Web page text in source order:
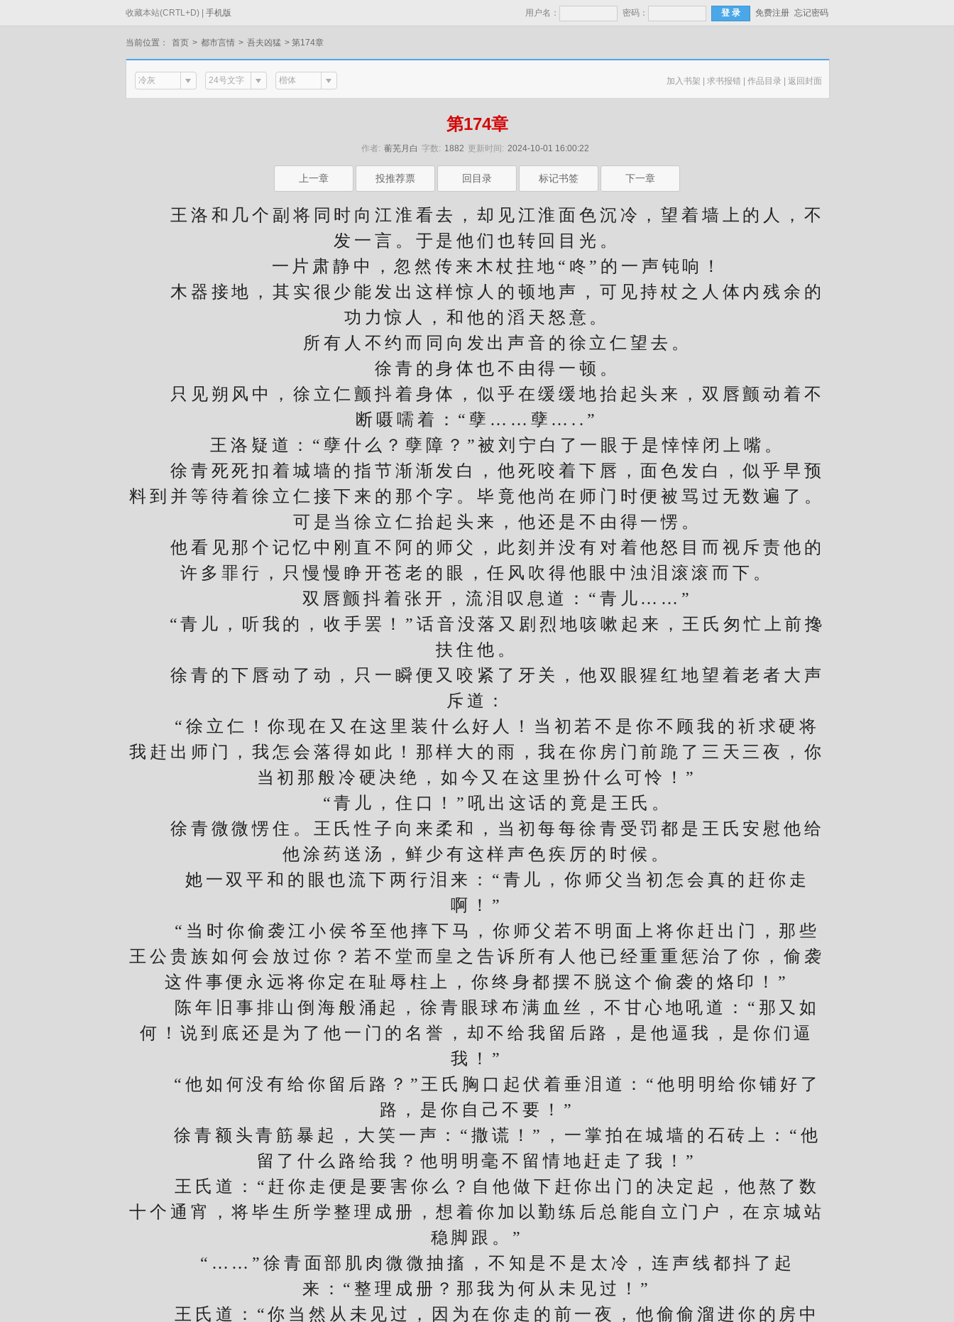
收藏本站(CRTL+D) | 手机版 用户名： 密码： 免费注册 忘记密码
当前位置： 首页 > 都市言情 > 吾夫凶猛 > 第174章
冷灰 24号文字 楷体 加入书架 | 求书报错 | 作品目录 | 返回封面
第174章
作者: 蘅芜月白 字数: 1882 更新时间: 2024-10-01 16:00:22
上一章 投推荐票 回目录 标记书签 下一章
王洛和几个副将同时向江淮看去，却见江淮面色沉冷，望着墙上的人，不
发一言。于是他们也转回目光。
一片肃静中，忽然传来木杖拄地“咚”的一声钝响！
木器接地，其实很少能发出这样惊人的顿地声，可见持杖之人体内残余的
功力惊人，和他的滔天怒意。
所有人不约而同向发出声音的徐立仁望去。
徐青的身体也不由得一顿。
只见朔风中，徐立仁颤抖着身体，似乎在缓缓地抬起头来，双唇颤动着不
断嗫嚅着：“孽……孽…..”
王洛疑道：“孽什么？孽障？”被刘宁白了一眼于是悻悻闭上嘴。
徐青死死扣着城墙的指节渐渐发白，他死咬着下唇，面色发白，似乎早预
料到并等待着徐立仁接下来的那个字。毕竟他尚在师门时便被骂过无数遍了。
可是当徐立仁抬起头来，他还是不由得一愣。
他看见那个记忆中刚直不阿的师父，此刻并没有对着他怒目而视斥责他的
许多罪行，只慢慢睁开苍老的眼，任风吹得他眼中浊泪滚滚而下。
双唇颤抖着张开，流泪叹息道：“青儿……”
“青儿，听我的，收手罢！”话音没落又剧烈地咳嗽起来，王氏匆忙上前搀
扶住他。
徐青的下唇动了动，只一瞬便又咬紧了牙关，他双眼猩红地望着老者大声
斥道：
“徐立仁！你现在又在这里装什么好人！当初若不是你不顾我的祈求硬将
我赶出师门，我怎会落得如此！那样大的雨，我在你房门前跪了三天三夜，你
当初那般冷硬决绝，如今又在这里扮什么可怜！”
“青儿，住口！”吼出这话的竟是王氏。
徐青微微愣住。王氏性子向来柔和，当初每每徐青受罚都是王氏安慰他给
他涂药送汤，鲜少有这样声色疾厉的时候。
她一双平和的眼也流下两行泪来：“青儿，你师父当初怎会真的赶你走
啊！”
“当时你偷袭江小侯爷至他摔下马，你师父若不明面上将你赶出门，那些
王公贵族如何会放过你？若不堂而皇之告诉所有人他已经重重惩治了你，偷袭
这件事便永远将你定在耻辱柱上，你终身都摆不脱这个偷袭的烙印！”
陈年旧事排山倒海般涌起，徐青眼球布满血丝，不甘心地吼道：“那又如
何！说到底还是为了他一门的名誉，却不给我留后路，是他逼我，是你们逼
我！”
“他如何没有给你留后路？”王氏胸口起伏着垂泪道：“他明明给你铺好了
路，是你自己不要！”
徐青额头青筋暴起，大笑一声：“撒谎！”，一掌拍在城墙的石砖上：“他
留了什么路给我？他明明毫不留情地赶走了我！”
王氏道：“赶你走便是要害你么？自他做下赶你出门的决定起，他熬了数
十个通宵，将毕生所学整理成册，想着你加以勤练后总能自立门户，在京城站
稳脚跟。”
“……”徐青面部肌肉微微抽搐，不知是不是太冷，连声线都抖了起
来：“整理成册？那我为何从未见过！”
王氏道：“你当然从未见过，因为在你走的前一夜，他偷偷溜进你的房中